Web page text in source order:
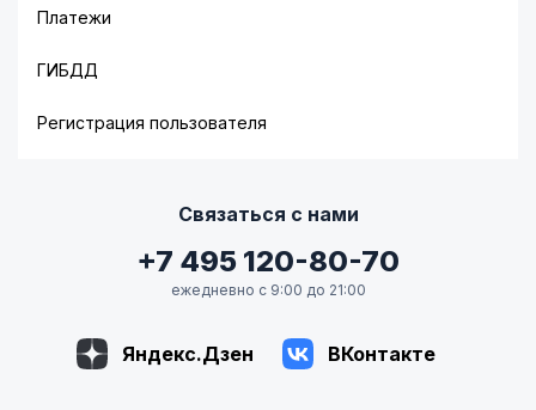
Платежи
ГИБДД
Регистрация пользователя
Связаться с нами
+7 495 120-80-70
ежедневно с 9:00 до 21:00
Яндекс.Дзен ВКонтакте